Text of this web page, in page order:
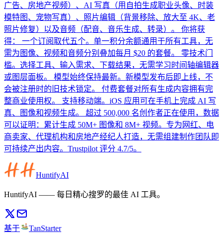
广告、房地产视频）、AI 写真（用自拍生成职业头像、时装
模特图、宠物写真）、照片编辑（背景移除、放大至 4K、老
照片修复）以及音频（配音、音乐生成、转录）。 你将获
得： 一个订阅取代五个。单一积分余额通用于所有工具，无
需为图像、视频和音频分别叠加每月 $20 的套餐。 零技术门
槛。选择工具、输入需求、下载结果，无需学习时间轴编辑器
或图层面板。 模型始终保持最新。新模型发布后即上线，不
会被注册时的旧技术锁定。 付费套餐对所有生成内容拥有完
整商业使用权。 支持移动端。iOS 应用可在手机上完成 AI 写
真、图像和视频生成。 超过 500,000 名创作者正在使用，数据
可以证明：累计生成 50M+ 图像和 8M+ 视频。专为网红、电
商卖家、代理机构和房地产经纪人打造，无需组建制作团队即
可持续产出内容。Trustpilot 评分 4.7/5。
HuntifyAI
HuntifyAI —— 每日精心搜罗的最佳 AI 工具。
基于
TanStarter